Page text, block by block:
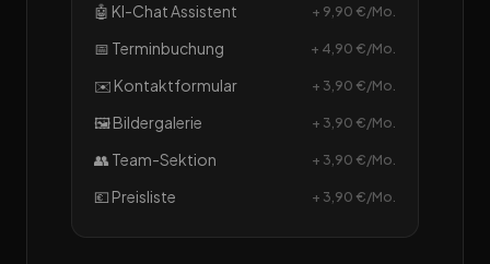
🤖 KI-Chat Assistent + 9,90 €/Mo.
📅 Terminbuchung + 4,90 €/Mo.
✉️ Kontaktformular + 3,90 €/Mo.
🖼️ Bildergalerie + 3,90 €/Mo.
👥 Team-Sektion + 3,90 €/Mo.
💶 Preisliste + 3,90 €/Mo.